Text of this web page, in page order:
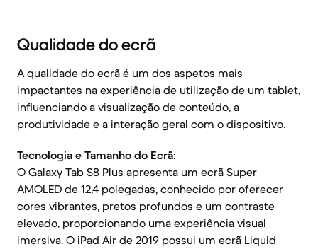
Qualidade do ecrã
A qualidade do ecrã é um dos aspetos mais
impactantes na experiência de utilização de um tablet,
influenciando a visualização de conteúdo, a
produtividade e a interação geral com o dispositivo.
Tecnologia e Tamanho do Ecrã:
O Galaxy Tab S8 Plus apresenta um ecrã Super
AMOLED de 12,4 polegadas, conhecido por oferecer
cores vibrantes, pretos profundos e um contraste
elevado, proporcionando uma experiência visual
imersiva. O iPad Air de 2019 possui um ecrã Liquid